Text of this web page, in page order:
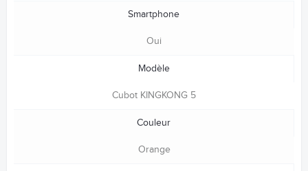
Smartphone
Oui
Modèle
Cubot KINGKONG 5
Couleur
Orange